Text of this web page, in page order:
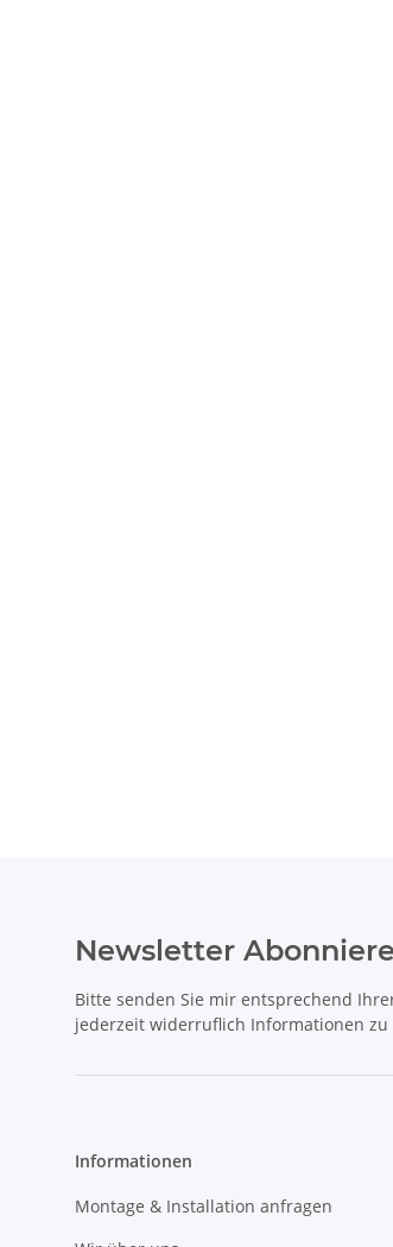
Newsletter
Bitte senden Sie mir entsprechend
jederzeit widerruflich Informationen
Informationen
Montage & Installation anfragen